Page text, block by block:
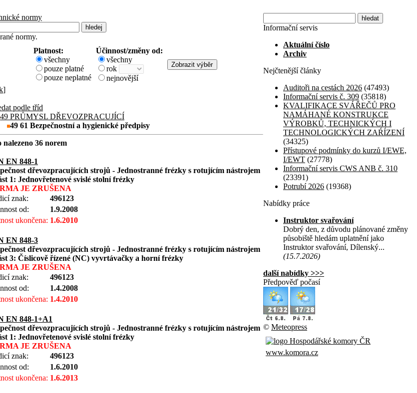
normy
normy.
Platnost:
všechny
pouze platné
pouze neplatné
Účinnost/změny od:
všechny
rok
nejnovější
]
podle tříd
49 PRŮMYSL DŘEVOZPRACUJÍCÍ
49 61 Bezpečnostní a hygienické předpisy
nalezeno 36 norem
EN 848-1
dřevozpracujících strojů - Jednostranné frézky s rotujícím nástrojem
1: Jednovřetenové svislé stolní frézky
JE ZRUŠENA
znak:
496123
od:
1.9.2008
ukončena: 1.6.2010
EN 848-3
dřevozpracujících strojů - Jednostranné frézky s rotujícím nástrojem
3: Číslicově řízené (NC) vyvrtávačky a horní frézky
JE ZRUŠENA
znak:
496123
od:
1.4.2008
ukončena: 1.4.2010
EN 848-1+A1
dřevozpracujících strojů - Jednostranné frézky s rotujícím nástrojem
1: Jednovřetenové svislé stolní frézky
JE ZRUŠENA
znak:
496123
od:
1.6.2010
ukončena: 1.6.2013
Informační servis
Aktuální číslo
Archiv
Nejčtenější články
Auditoři na cestách 2026 (47493)
Informační servis č. 309 (35818)
KVALIFIKACE SVÁŘEČŮ PRO
NAMÁHANÉ KONSTRUKCE
VÝROBKŮ, TECHNICKÝCH I
TECHNOLOGICKÝCH ZAŔÍZENÍ
(34325)
Přístupové podmínky do kurzů I/EWE,
I/EWT (27778)
Informační servis CWS ANB č. 310
(23391)
Potrubí 2026 (19368)
Nabídky práce
Instruktor svařování
Dobrý den, z důvodu plánované změny
působiště hledám uplatnění jako
Instruktor svařování, Dílenský...
(15.7.2026)
další nabídky >>>
Předpověď počasí
© Meteopress
www.komora.cz